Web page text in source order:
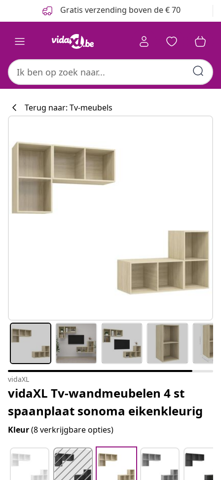
Gratis verzending boven de € 70
Terug naar: Tv-meubels
vidaXL
vidaXL Tv-wandmeubelen 4 st
spaanplaat sonoma eikenkleurig
Kleur(8 verkrijgbare opties)